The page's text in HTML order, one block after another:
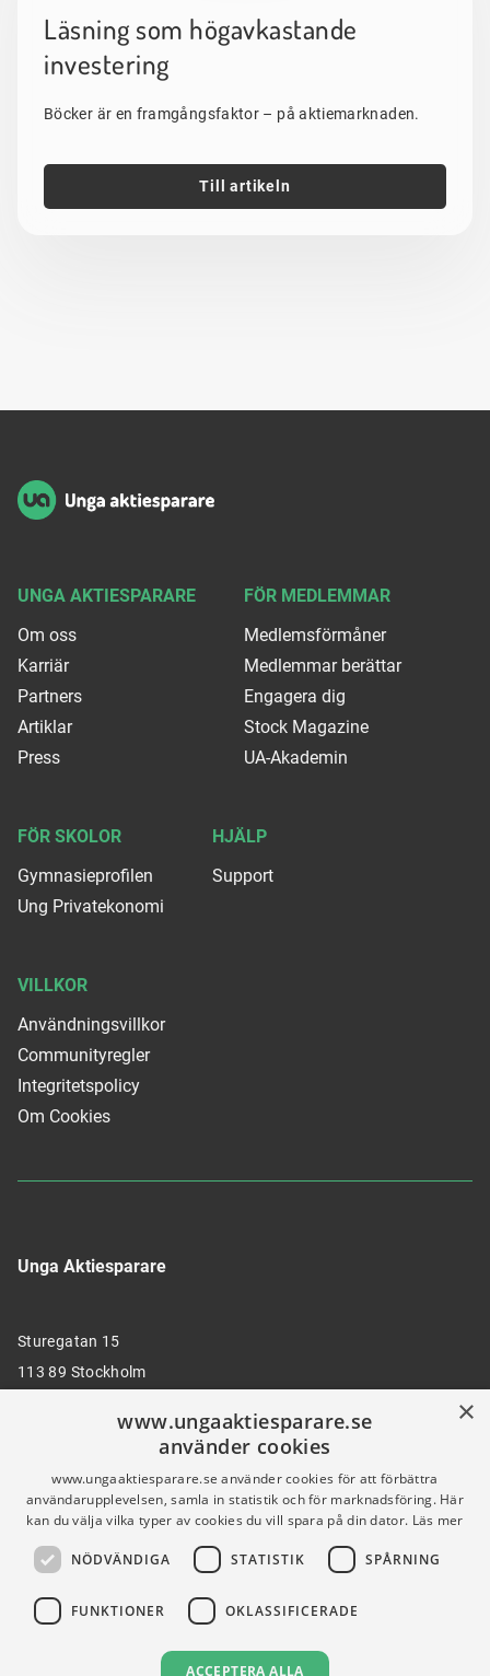
Läsning som högavkastande
investering
Böcker är en framgångsfaktor – på aktiemarknaden.
Till artikeln
Unga Aktiesparare
Sturegatan 15
113 89 Stockholm
info@ungaaktiesparare.se
Följ oss gärna på sociala medier
UNGA AKTIESPARARE
Om oss
Karriär
Partners
Artiklar
Press
FÖR MEDLEMMAR
Medlemsförmåner
Medlemmar berättar
Engagera dig
Stock Magazine
UA-Akademin
FÖR SKOLOR
Gymnasieprofilen
Ung Privatekonomi
HJÄLP
Support
VILLKOR
Användningsvillkor
Communityregler
Integritetspolicy
Om Cookies
×
www.ungaaktiesparare.se
använder cookies
www.ungaaktiesparare.se använder cookies för att förbättra
användarupplevelsen, samla in statistik och för marknadsföring. Här
kan du välja vilka typer av cookies du vill spara på din dator. Läs mer
NÖDVÄNDIGA STATISTIK SPÅRNING
FUNKTIONER OKLASSIFICERADE
ACCEPTERA ALLA